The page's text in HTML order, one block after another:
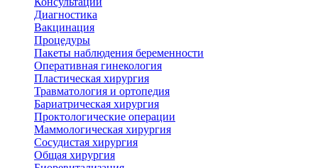
Диагностика
Вакцинация
Процедуры
Пакеты наблюдения беременности
Оперативная гинекология
Пластическая хирургия
Травматология и ортопедия
Бариатрическая хирургия
Проктологические операции
Маммологическая хирургия
Сосудистая хирургия
Общая хирургия